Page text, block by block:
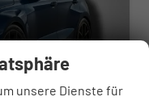
unsere Dienste für